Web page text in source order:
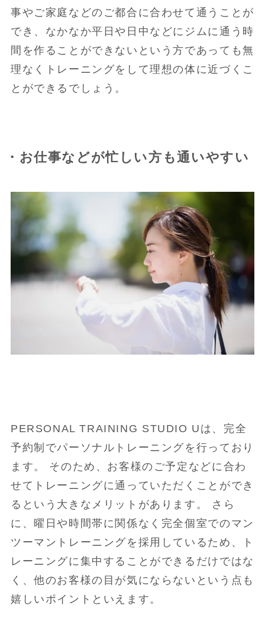
事やご家庭などのご都合に合わせて通うことが
でき、なかなか平日や日中などにジムに通う時
間を作ることができないという方であっても無
理なくトレーニングをして理想の体に近づくこ
とができるでしょう。
・お仕事などが忙しい方も通いやすい
PERSONAL TRAINING STUDIO Uは、完全
予約制でパーソナルトレーニングを行っており
ます。 そのため、お客様のご予定などに合わ
せてトレーニングに通っていただくことができ
るという大きなメリットがあります。 さら
に、曜日や時間帯に関係なく完全個室でのマン
ツーマントレーニングを採用しているため、ト
レーニングに集中することができるだけではな
く、他のお客様の目が気にならないという点も
嬉しいポイントといえます。